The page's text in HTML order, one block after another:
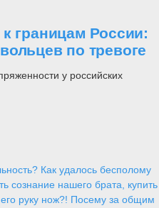
границам России:
по тревоге
у российских
Как удалось бесполому
сознание нашего брата, купить
его руку нож?! Посему за общим